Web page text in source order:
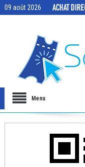
09 août 2026
Menu